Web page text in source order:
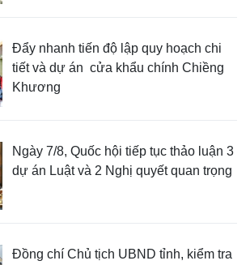
Đẩy nhanh tiến độ lập quy hoạch chi
tiết và dự án cửa khẩu chính Chiềng
Khương
Ngày 7/8, Quốc hội tiếp tục thảo luận 3
dự án Luật và 2 Nghị quyết quan trọng
Đồng chí Chủ tịch UBND tỉnh, kiểm tra